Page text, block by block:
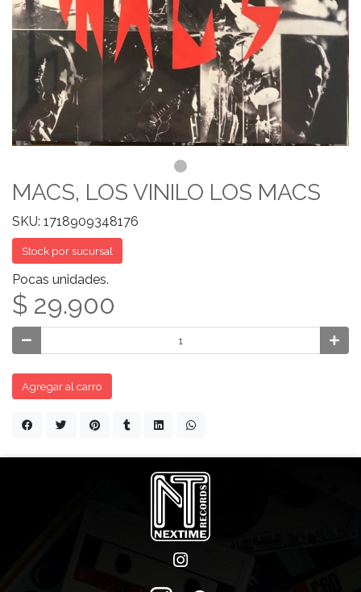
MACS, LOS VINILO LOS MACS
SKU: 1718909348176
Stock por sucursal
Pocas unidades.
$ 29.900
Agregar al carro